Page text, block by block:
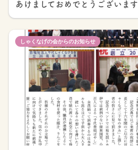
あけましておめでとうございます
しゃくなげの会からのお知らせ